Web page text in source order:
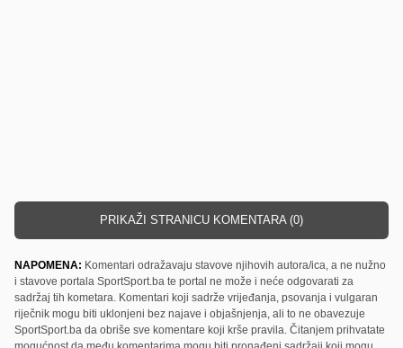
PRIKAŽI STRANICU KOMENTARA (0)
NAPOMENA: Komentari odražavaju stavove njihovih autora/ica, a ne nužno
i stavove portala SportSport.ba te portal ne može i neće odgovarati za
sadržaj tih kometara. Komentari koji sadrže vrijeđanja, psovanja i vulgaran
riječnik mogu biti uklonjeni bez najave i objašnjenja, ali to ne obavezuje
SportSport.ba da obriše sve komentare koji krše pravila. Čitanjem prihvatate